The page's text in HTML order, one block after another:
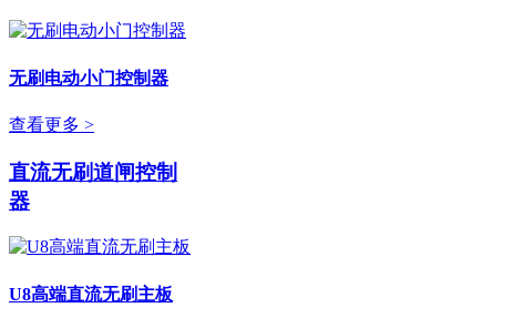
无刷电动小门控制器
查看更多 >
直流无刷道闸控制
器
U8高端直流无刷主板